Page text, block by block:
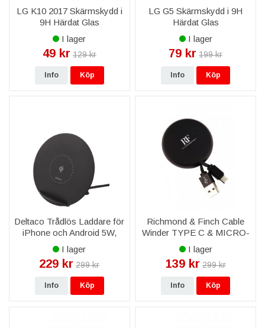
LG K10 2017 Skärmskydd i
9H Härdat Glas
I lager
49 kr 129 kr
Info Köp
LG G5 Skärmskydd i 9H
Härdat Glas
I lager
79 kr 199 kr
Info Köp
Deltaco Trådlös Laddare för
iPhone och Android 5W,
Svart
I lager
229 kr 299 kr
Info Köp
Richmond & Finch Cable
Winder TYPE C & MICRO-
USB - Svart
I lager
139 kr 299 kr
Info Köp